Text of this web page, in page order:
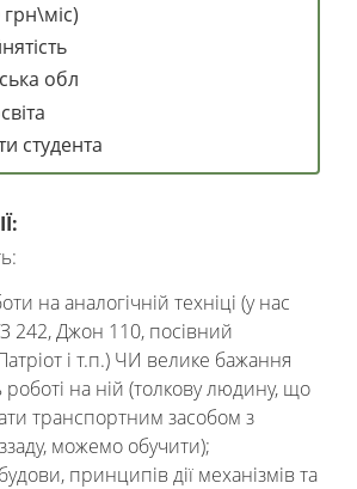
обл
студента
на аналогічній техніці (у нас
242, Джон 110, посівний
і т.п.) ЧИ велике бажання
на ній (толкову людину, що
транспортним засобом з
можемо обучити);
принципів дії механізмів та